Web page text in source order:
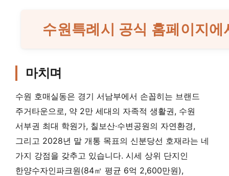
수원특례시 공식 홈페이지
마치며
수원 호매실동은 경기 서남부에서 손꼽히는 브랜드
주거타운으로, 약 2만 세대의 자족적 생활권, 수원
서부권 최대 학원가, 칠보산·수변공원의 자연환경,
그리고 2028년 말 개통 목표의 신분당선 호재라는 네
가지 강점을 갖추고 있습니다. 시세 상위 단지인
한양수자인파크원(84㎡ 평균 6억 2,600만원),